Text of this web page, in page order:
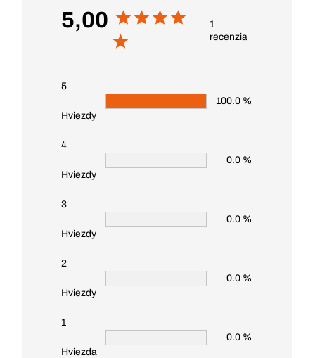
5,00
1
recenzia
5
Hviezdy
100.0 %
4
Hviezdy
0.0 %
3
Hviezdy
0.0 %
2
Hviezdy
0.0 %
1
Hviezda
0.0 %